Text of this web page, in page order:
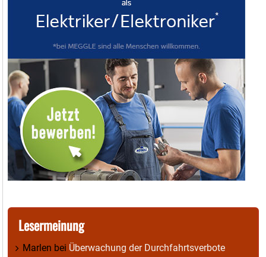
Lesermeinung
Marlen bei Überwachung der Durchfahrtsverbote